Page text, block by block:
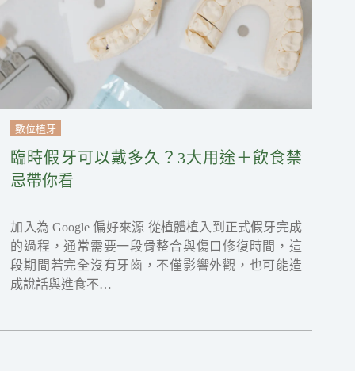
數位植牙
臨時假牙可以戴多久？3大用途＋飲食禁
忌帶你看
加入為 Google 偏好來源 從植體植入到正式假牙完成
的過程，通常需要一段骨整合與傷口修復時間，這
段期間若完全沒有牙齒，不僅影響外觀，也可能造
成說話與進食不…